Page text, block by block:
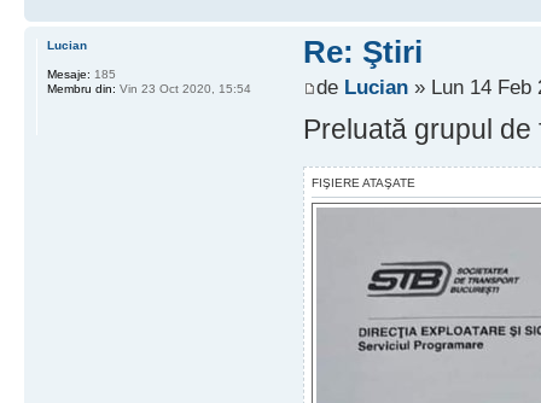
Re: Ştiri
de Lucian» Lun 14 Feb
Preluată grupul
FIŞIERE ATAŞATE
Lucian
Mesaje: 185
Membru din: Vin 23 Oct 2020, 15:54